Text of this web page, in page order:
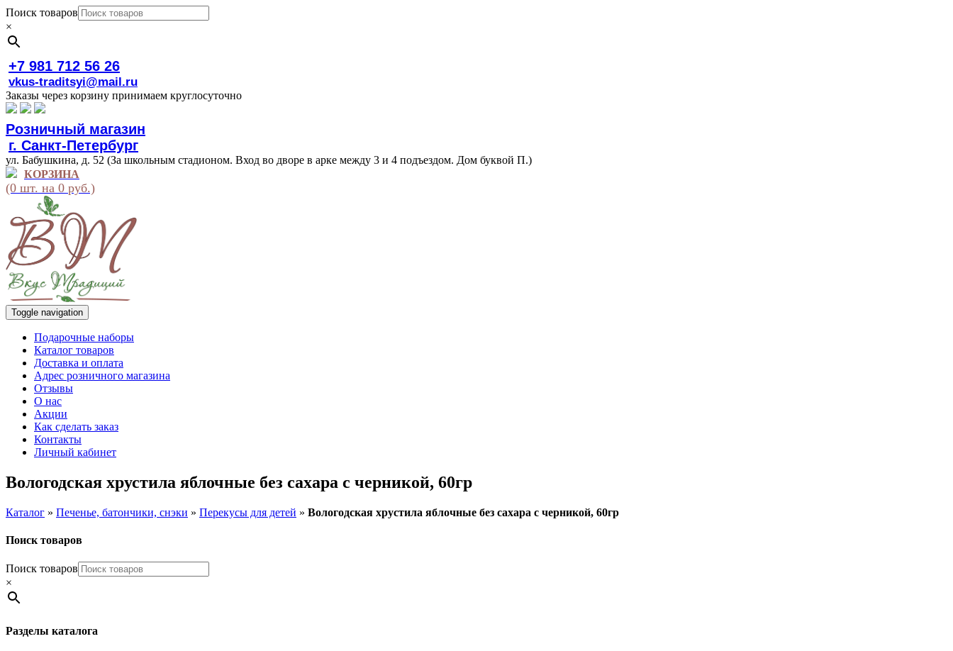
Поиск товаров
×
+7 981 712 56 26
vkus-traditsyi@mail.ru
Заказы через корзину принимаем круглосуточно
Розничный магазин
г. Санкт-Петербург
ул. Бабушкина, д. 52 (За школьным стадионом. Вход во дворе в арке между 3 и 4 подъездом. Дом буквой П.)
КОРЗИНА
(0 шт. на 0 руб.)
Toggle navigation
Подарочные наборы
Каталог товаров
Доставка и оплата
Адрес розничного магазина
Отзывы
О нас
Акции
Как сделать заказ
Контакты
Личный кабинет
Вологодская хрустила яблочные без сахара с черникой, 60гр
Каталог » Печенье, батончики, снэки » Перекусы для детей » Вологодская хрустила яблочные без сахара с черникой, 60гр
Поиск товаров
Поиск товаров
×
Разделы каталога